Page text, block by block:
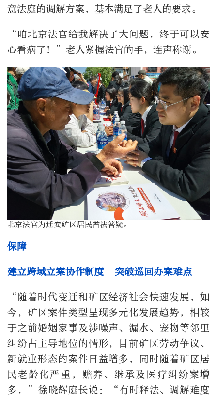
意法庭的调解方案，基本满足了老人的要求。
“咱北京法官给我解决了大问题，终于可以安
心看病了！”老人紧握法官的手，连声称谢。
北京法官为迁安矿区居民普法答疑。
保障
建立跨域立案协作制度 突破巡回办案难点
“随着时代变迁和矿区经济社会快速发展，如
今，矿区案件类型呈现多元化发展趋势，相较
于之前婚姻家事及涉噪声、漏水、宠物等邻里
纠纷占主导地位的情形，目前矿区劳动争议、
新就业形态的案件日益增多，同时随着矿区居
民老龄化严重，赡养、继承及医疗纠纷案增
多，”徐晓辉庭长说：“有时释法、调解难度